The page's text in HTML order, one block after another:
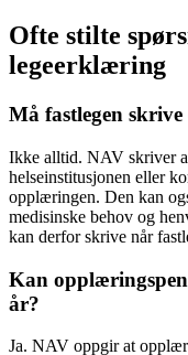
Ofte stilte
legeerklæring
Må fastlegen
Ikke alltid. NAV skriver
helseinstitusjonen eller
opplæringen. Den kan
medisinske behov og
kan derfor skrive når
Kan
år?
Ja. NAV oppgir at